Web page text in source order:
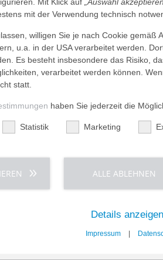
Für ambulante
Darmstadt einen Praxisstandort
einschließlich
der Beinachse angeboten.
ein modernes MRT und für
ist radiologischer
mit der Verwendung technisch
willigen Sie je nach Cookie gemäß
u.a. in der USA verarbeitet werden.
Es besteht insbesondere das Risiko,
verarbeitet werden können.
statt.
haben Sie jederzeit die
Statistik Marketing
ALLE ABLEHNEN
Details anzeigen
Impressum |